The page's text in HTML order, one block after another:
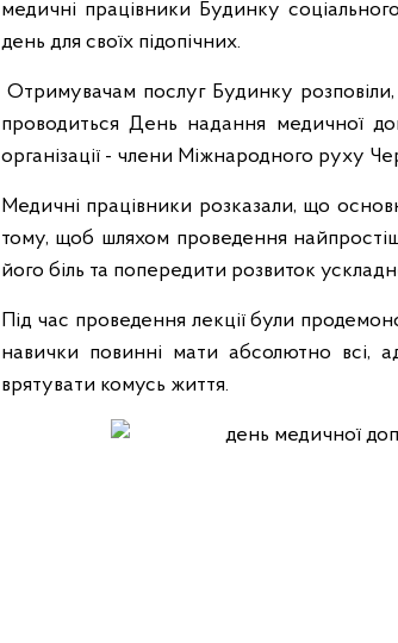
медичні працівники Будинку
день для своїх підопічних.
Отримувачам послуг Будинку
проводиться День надання медичної
організації - члени Міжнародного руху
Медичні працівники розказали, що
тому, щоб шляхом проведення
його біль та попередити розвиток
Під час проведення лекції були
навички повинні мати абсолютно всі,
врятувати комусь життя.